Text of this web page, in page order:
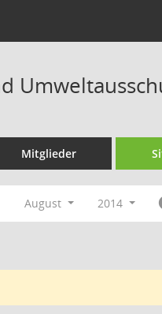
Mitglieder
August 2014